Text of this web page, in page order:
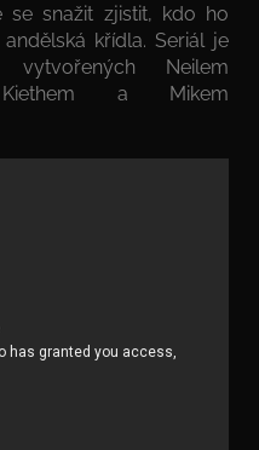
se snažit zjistit, kdo ho
křídla. Seriál je
Neilem
a Mikem